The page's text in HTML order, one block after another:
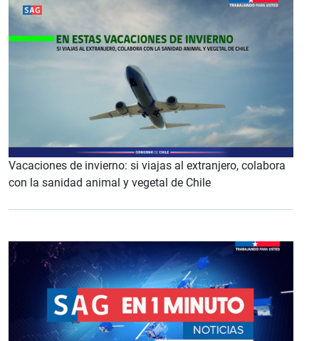
Vacaciones de invierno: si viajas al extranjero, colabora
con la sanidad animal y vegetal de Chile